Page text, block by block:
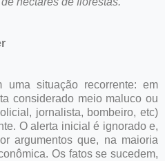
uma situação recorrente: em
considerado meio maluco ou
jornalista, bombeiro, etc)
O alerta inicial é ignorado e,
argumentos que, na maioria
Os fatos se sucedem,